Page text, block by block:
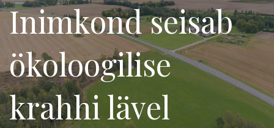
Inimkond seisab
ökoloogilise
krahhi lävel